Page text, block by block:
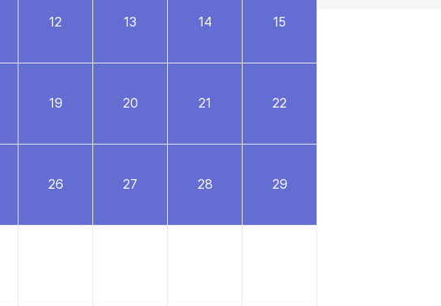
12 13 14 15
19 20 21 22
26 27 28 29